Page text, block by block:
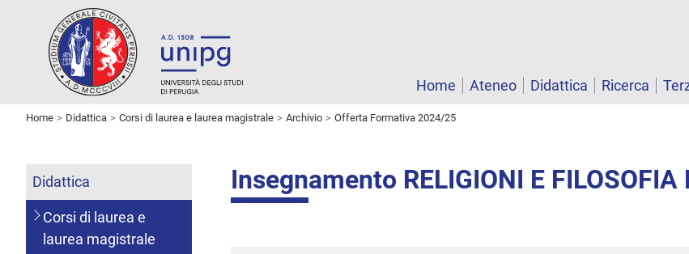
Home
Ateneo Didattica Ricerca
Home Didattica Corsi di laurea e laurea magistrale Archivio Offerta Formativa 2024/25
Insegnamento RELIGIONI E FILOSOFIA
Didattica
Corsi di laurea e
laurea magistrale